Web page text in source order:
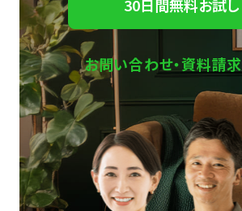
30日間無料お試し
お問い合わせ・資料請求